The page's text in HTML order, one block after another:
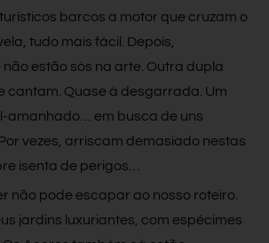
barcos a motor que cruzam o
tudo mais fácil. Depois,
estão sós na arte. Outra dupla
cantam. Quase à desgarrada. Um
amanhado… em busca de uns
vezes, arriscam demasiado nestas
isenta de perigos…
não pode escapar ao nosso roteiro.
jardins luxuriantes, com espécimes